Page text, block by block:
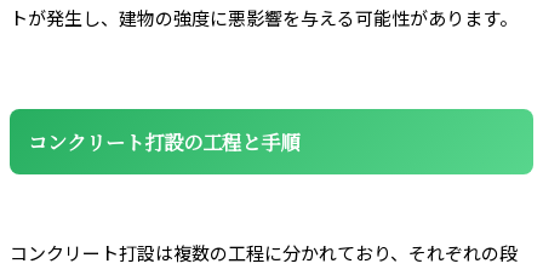
トが発生し、建物の強度に悪影響を与える可能性があります。
コンクリート打設の工程と手順
コンクリート打設は複数の工程に分かれており、それぞれの段